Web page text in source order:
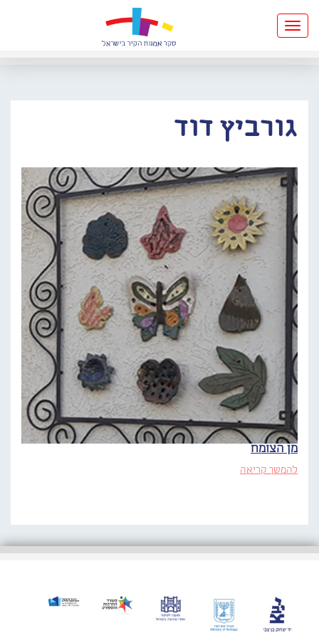
Toggle
navigation
גורביץ דוד
מן הצומח
להמשך קריאה